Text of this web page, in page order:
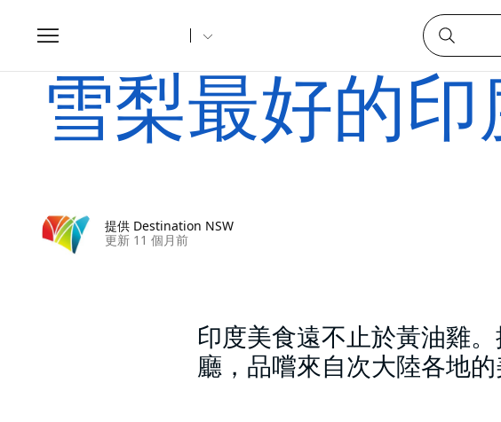
Toggle
navigation
雪梨最好的印
提供 Destination NSW
更新 11 個月前
印度美食遠不止於黃油雞
廳，品嚐來自次大陸各地的